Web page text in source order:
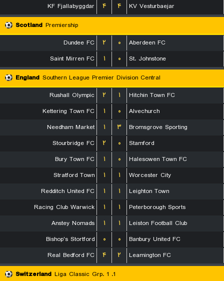
KF Fjallabyggdar
۴ ۴
KV Vesturbaejar
Scotland Premiership
Dundee FC
۲ ۰
Aberdeen FC
Saint Mirren FC
۱ ۰
St. Johnstone
England Southern League Premier Division Central
Rushall Olympic
۲ ۱
Hitchin Town FC
Kettering Town FC
۱ ۰
Alvechurch
Needham Market
۱ ۳
Bromsgrove Sporting
Stourbridge FC
۲ ۰
Stamford
Bury Town FC
۱ ۰
Halesowen Town FC
Stratford Town
۱ ۱
Worcester City
Redditch United FC
۱ ۱
Leighton Town
Racing Club Warwick
۱ ۱
Peterborough Sports
Anstey Nomads
۱ ۱
Leiston Football Club
Bishop's Stortford
۰ ۰
Banbury United FC
Real Bedford FC
۴ ۲
Leamington FC
Switzerland
1. Liga Classic Grp. 1